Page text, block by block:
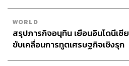
WORLD
สรุปภารกิจอนุทิน เยือนอินโดนีเซีย
ขับเคลื่อนการทูตเศรษฐกิจเชิงรุก